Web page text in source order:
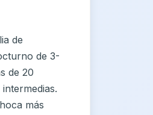
de
de 3-
de 20
más